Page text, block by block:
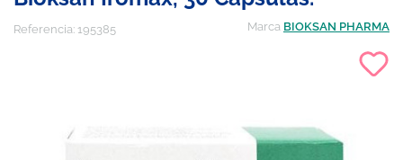
Referencia: 195385 Marca BIOKSAN PHARMA